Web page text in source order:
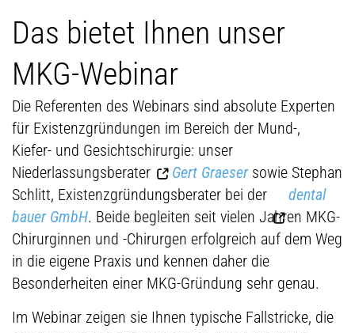
Das bietet Ihnen unser
MKG-Webinar
Die Referenten des Webinars sind absolute Experten
für Existenzgründungen im Bereich der Mund-,
Kiefer- und Gesichtschirurgie: unser
Niederlassungsberater
Gert Graesersowie Stephan
Schlitt, Existenzgründungsberater bei der
dental
bauer GmbH. Beide begleiten seit vielen Jahren MKG-
Chirurginnen und -Chirurgen erfolgreich auf dem Weg
in die eigene Praxis und kennen daher die
Besonderheiten einer MKG-Gründung sehr genau.
Im Webinar zeigen sie Ihnen typische Fallstricke, die